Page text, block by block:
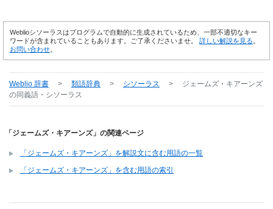
Weblioシソーラスはプログラムで自動的に生成されているため、一部不適切なキー
ワードが含まれていることもあります。ご了承くださいませ。 詳しい解説を見る
お問い合わせ
Weblio 辞書 > 類語辞典 > シソーラス >
ジェームズ・キアーンズ
の同義語・シソーラス
「ジェームズ・キアーンズ」の関連ページ
「ジェームズ・キアーンズ」を解説文に含む用語の一覧
「ジェームズ・キアーンズ」を含む用語の索引